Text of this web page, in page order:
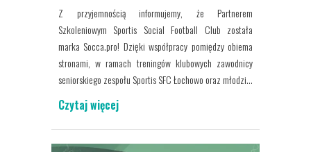
Z przyjemnością informujemy, że Partnerem
Szkoleniowym Sportis Social Football Club została
marka Socca.pro! Dzięki współpracy pomiędzy obiema
stronami, w ramach treningów klubowych zawodnicy
seniorskiego zespołu Sportis SFC Łochowo oraz młodzi...
Czytaj więcej